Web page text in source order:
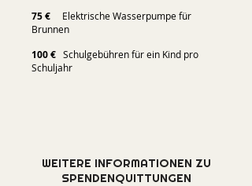
75 €
Elektrische Wasserpumpe für
Brunnen
100 € Schulgebühren für ein Kind pro
Schuljahr
WEITERE INFORMATIONEN ZU
SPENDENQUITTUNGEN